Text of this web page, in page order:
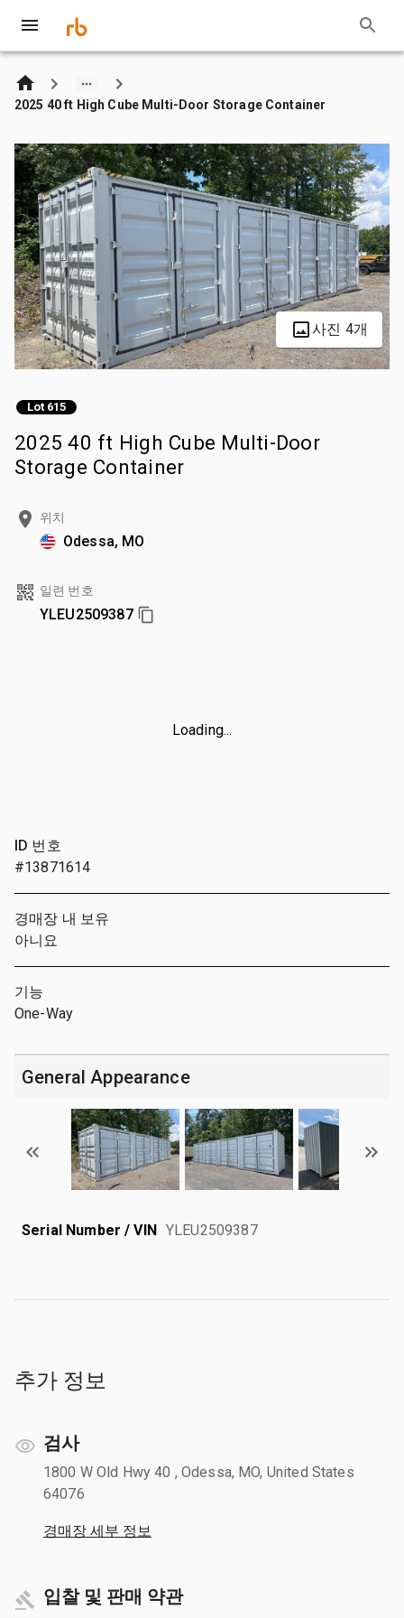
2025 40 ft High Cube Multi-Door Storage Container
사진 4개
Lot 615
2025 40 ft High Cube Multi-Door
Storage Container
위치
Odessa, MO
일련 번호
YLEU2509387
Loading...
ID 번호
#13871614
경매장 내 보유
아니요
기능
One-Way
General Appearance
Serial Number / VIN YLEU2509387
추가 정보
검사
1800 W Old Hwy 40 , Odessa, MO, United States
64076
경매장 세부 정보
입찰 및 판매 약관